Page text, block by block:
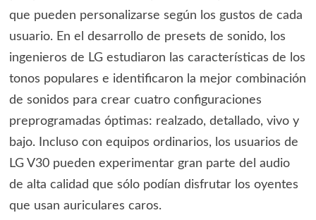
que pueden personalizarse según los gustos de cada
usuario. En el desarrollo de presets de sonido, los
ingenieros de LG estudiaron las características de los
tonos populares e identificaron la mejor combinación
de sonidos para crear cuatro configuraciones
preprogramadas óptimas: realzado, detallado, vivo y
bajo. Incluso con equipos ordinarios, los usuarios de
LG V30 pueden experimentar gran parte del audio
de alta calidad que sólo podían disfrutar los oyentes
que usan auriculares caros.